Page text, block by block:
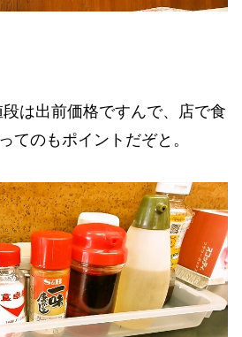
は出前価格ですんで、店で食
ってのもポイントだぞと。